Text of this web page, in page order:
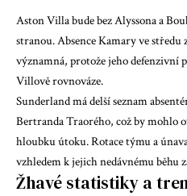
Aston Villa bude bez Alyssona a
stranou. Absence Kamary ve
významná, protože jeho defenzivní
Villově rovnováze.
Sunderland má delší seznam
Bertranda Traorého, což by mohlo
hloubku útoku. Rotace týmu a
vzhledem k jejich nedávnému běhu
Žhavé statistiky a